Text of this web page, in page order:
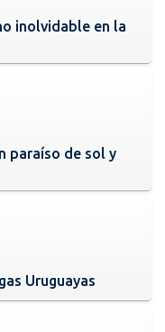
inolvidable en la
paraíso de sol y
Uruguayas